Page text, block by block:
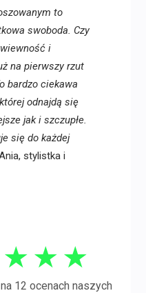
to
swoboda. Czy
i
na pierwszy rzut
bardzo ciekawa
odnajdą się
jak i szczupłe.
się do każdej
stylistka i
★ ★ ★
12 ocenach naszych